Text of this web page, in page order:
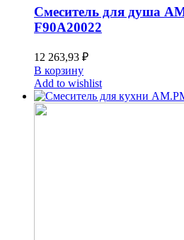
Смеситель для душа
F90A20022
12 263,93 ₽
В корзину
Add to wishlist